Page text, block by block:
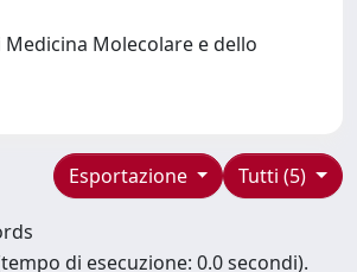
Molecolare e dello
Tutti (5)
Esportazione
di esecuzione: 0.0 secondi).